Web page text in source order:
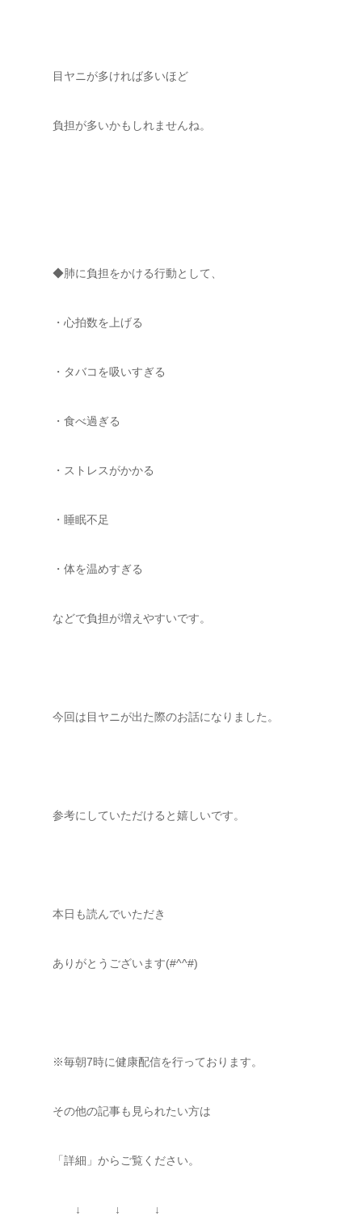
目ヤニが多ければ多いほど
負担が多いかもしれませんね。
◆肺に負担をかける行動として、
・心拍数を上げる
・タバコを吸いすぎる
・食べ過ぎる
・ストレスがかかる
・睡眠不足
・体を温めすぎる
などで負担が増えやすいです。
今回は目ヤニが出た際のお話になりました。
参考にしていただけると嬉しいです。
本日も読んでいただき
ありがとうございます(#^^#)
※毎朝7時に健康配信を行っております。
その他の記事も見られたい方は
「詳細」からご覧ください。
↓ ↓ ↓